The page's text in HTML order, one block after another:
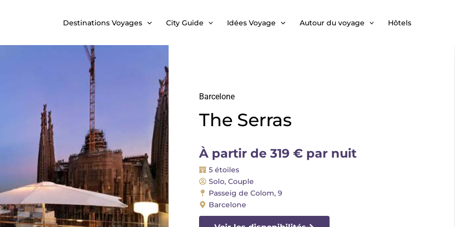
Destinations Voyages City Guide Idées Voyage Autour du voyage Hôtels
Barcelone
The Serras
À partir de 319 € par nuit
5 étoiles
Solo, Couple
Passeig de Colom, 9
Barcelone